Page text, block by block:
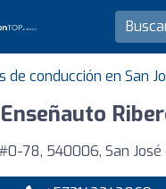
de conducción en San
Enseñauto
78, 540006, San José